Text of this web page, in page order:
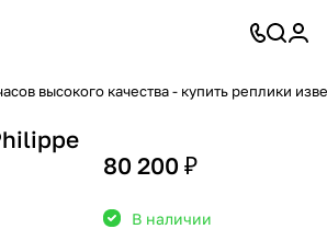
высокого качества - купить реплики
80 200 ₽
В наличии